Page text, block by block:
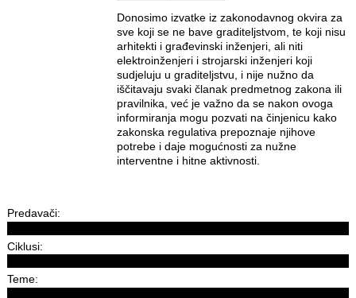
Donosimo izvatke iz zakonodavnog okvira za
sve koji se ne bave graditeljstvom, te koji nisu
arhitekti i građevinski inženjeri, ali niti
elektroinženjeri i strojarski inženjeri koji
sudjeluju u graditeljstvu, i nije nužno da
iščitavaju svaki članak predmetnog zakona ili
pravilnika, već je važno da se nakon ovoga
informiranja mogu pozvati na činjenicu kako
zakonska regulativa prepoznaje njihove
potrebe i daje mogućnosti za nužne
interventne i hitne aktivnosti.
Predavači:
Ciklusi:
Teme: